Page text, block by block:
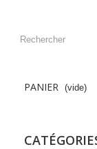
PANIER (vide)